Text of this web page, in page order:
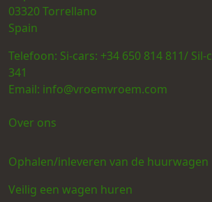
03320Torrellano
Spain
Telefoon: Si-cars: +34 650 814 811/ Sil-
341
Email: info@vroemvroem.com
Over ons
Ophalen/inleveren van de huurwagen
Veilig een wagen huren